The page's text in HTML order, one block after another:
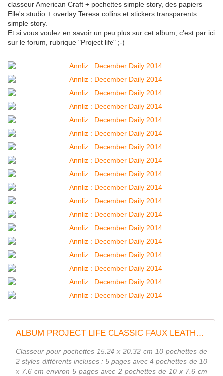
classeur American Craft + pochettes simple story, des papiers
Elle's studio + overlay Teresa collins et stickers transparents
simple story.
Et si vous voulez en savoir un peu plus sur cet album, c'est par ici
sur le forum, rubrique "Project life" ;-)
ALBUM PROJECT LIFE CLASSIC FAUX LEATHER D-RING 6X8 MIDNIGHT
Classeur pour pochettes 15.24 x 20.32 cm 10 pochettes de
2 styles différents incluses : 5 pages avec 4 pochettes de 10
x 7.6 cm environ 5 pages avec 2 pochettes de 10 x 7.6 cm